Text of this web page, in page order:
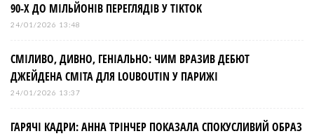
90-Х ДО МІЛЬЙОНІВ ПЕРЕГЛЯДІВ У TIKTOK
24/01/2026 13:48
СМІЛИВО, ДИВНО, ГЕНІАЛЬНО: ЧИМ ВРАЗИВ ДЕБЮТ
ДЖЕЙДЕНА СМІТА ДЛЯ LOUBOUTIN У ПАРИЖІ
24/01/2026 13:37
ГАРЯЧІ КАДРИ: АННА ТРІНЧЕР ПОКАЗАЛА СПОКУСЛИВИЙ ОБРАЗ